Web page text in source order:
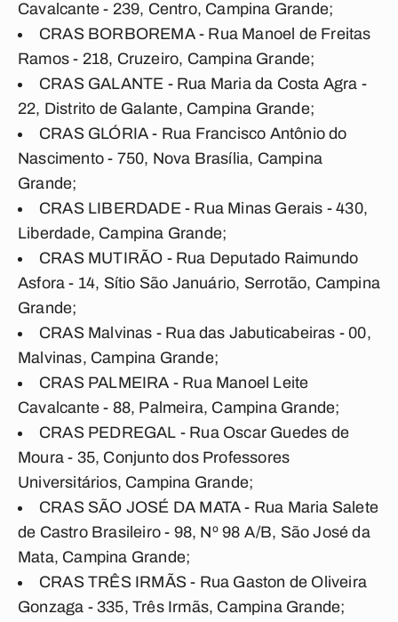
Cavalcante - 239, Centro, Campina Grande;
CRAS BORBOREMA - Rua Manoel de Freitas
Ramos - 218, Cruzeiro, Campina Grande;
CRAS GALANTE - Rua Maria da Costa Agra -
22, Distrito de Galante, Campina Grande;
CRAS GLÓRIA - Rua Francisco Antônio do
Nascimento - 750, Nova Brasília, Campina
Grande;
CRAS LIBERDADE - Rua Minas Gerais - 430,
Liberdade, Campina Grande;
CRAS MUTIRÃO - Rua Deputado Raimundo
Asfora - 14, Sítio São Januário, Serrotão, Campina
Grande;
CRAS Malvinas - Rua das Jabuticabeiras - 00,
Malvinas, Campina Grande;
CRAS PALMEIRA - Rua Manoel Leite
Cavalcante - 88, Palmeira, Campina Grande;
CRAS PEDREGAL - Rua Oscar Guedes de
Moura - 35, Conjunto dos Professores
Universitários, Campina Grande;
CRAS SÃO JOSÉ DA MATA - Rua Maria Salete
de Castro Brasileiro - 98, Nº 98 A/B, São José da
Mata, Campina Grande;
CRAS TRÊS IRMÃS - Rua Gaston de Oliveira
Gonzaga - 335, Três Irmãs, Campina Grande;